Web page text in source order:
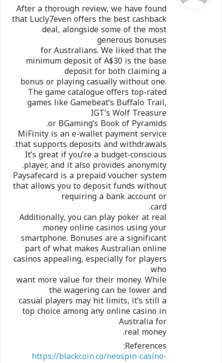
ل
After a thorough review, we have found
that Lucly7even offers the best cashback
deal, alongside some of the most
generous bonuses
for Australians. We liked that the
minimum deposit of A$30 is the base
deposit for both claiming a
bonus or playing casually without one.
The game catalogue offers top-rated
games like Gamebeat’s Buffalo Trail,
IGT’s Wolf Treasure
or BGaming’s Book of Pyramids.
MiFinity is an e-wallet payment service
that supports deposits and withdrawals.
It’s great if you’re a budget-conscious
player, and it also provides anonymity.
Paysafecard is a prepaid voucher system
that allows you to deposit funds without
requiring a bank account or
card.
Additionally, you can play poker at real
money online casinos using your
smartphone. Bonuses are a significant
part of what makes Australian online
casinos appealing, especially for players
who
want more value for their money. While
the wagering can be lower and
casual players may hit limits, it’s still a
top choice among any online casino in
Australia for
real money.
References:
https://blackcoin.co/neospin-casino-